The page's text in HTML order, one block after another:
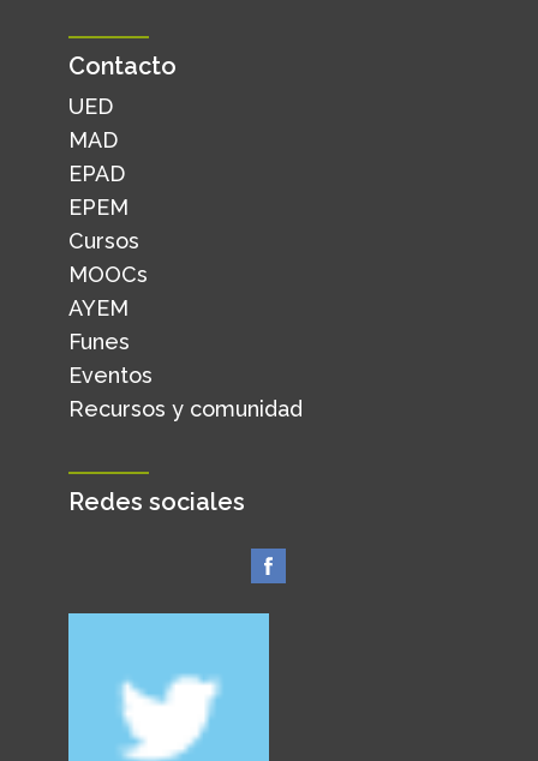
Contacto
UED
MAD
EPAD
EPEM
Cursos
MOOCs
AYEM
Funes
Eventos
Recursos y comunidad
Redes sociales